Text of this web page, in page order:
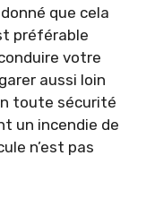
que cela
préférable
votre
aussi loin
toute sécurité
un incendie de
n’est pas